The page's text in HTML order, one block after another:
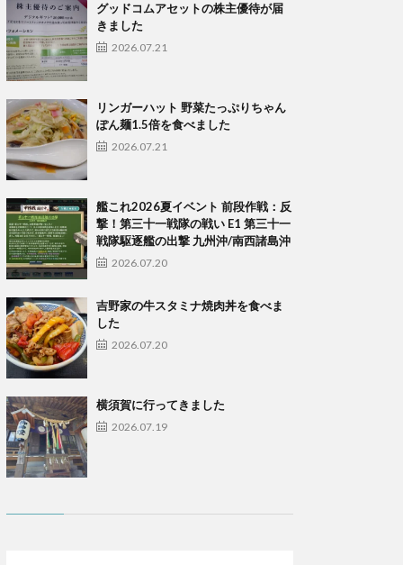
グッドコムアセットの株主優待が届
きました
2026.07.21
リンガーハット 野菜たっぷりちゃん
ぽん麺1.5倍を食べました
2026.07.21
艦これ2026夏イベント 前段作戦：反
撃！第三十一戦隊の戦い E1 第三十一
戦隊駆逐艦の出撃 九州沖/南西諸島沖
2026.07.20
吉野家の牛スタミナ焼肉丼を食べま
した
2026.07.20
横須賀に行ってきました
2026.07.19